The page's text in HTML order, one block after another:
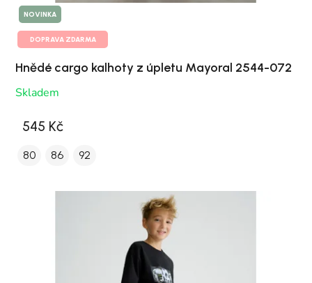
NOVINKA
DOPRAVA ZDARMA
Hnědé cargo kalhoty z úpletu Mayoral 2544-072
Skladem
545 Kč
80 86 92